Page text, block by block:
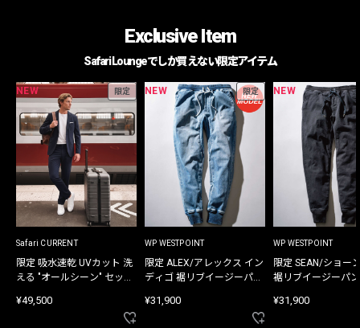
Exclusive Item
Safari Loungeでしか買えない限定アイテム
NEW 限定
Safari CURRENT
限定 吸水速乾 UVカット 洗
える "オールシーン" セット
¥49,500
NEW 限定
WP WESTPOINT
限定 ALEX/アレックス イン
ディゴ 裾リブイージーパン
¥31,900
NEW
WP WESTPOINT
限定 SEAN/ショー
裾リブイージーパ
¥31,900